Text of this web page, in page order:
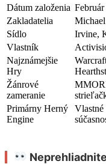
Dátum založenia Február
Zakladatelia
Sídlo
Irvine,
Vlastník
Najznámejšie
Hry
Žánrové
zameranie
Primárny Herný
Engine
Neprehliadnite